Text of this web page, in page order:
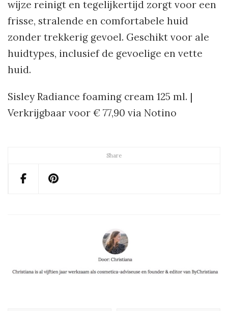
Share
wijze reinigt en tegelijkertijd zorgt voor een
frisse, stralende en comfortabele huid
zonder trekkerig gevoel. Geschikt voor ale
huidtypes, inclusief de gevoelige en vette
huid.
Sisley Radiance foaming cream 125 ml. |
Verkrijgbaar voor € 77,90 via Notino